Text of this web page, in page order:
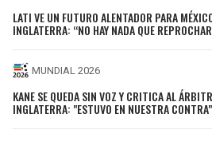
LATI VE UN FUTURO ALENTADOR PARA
INGLATERRA: “NO HAY NADA QUE
MUNDIAL 2026
KANE SE QUEDA SIN VOZ Y CRITICA AL
INGLATERRA: "ESTUVO EN NUESTRA CONTRA"